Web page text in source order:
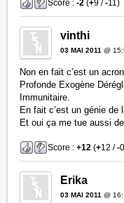
Score :-2 (+9 /-11)
vinthi
03 MAI 2011 @
Non en fait c’est un
Profonde Exogène
Immunitaire.
En fait c’est un génie
Et oui ça me tue aussi
Score :+12 (+12 /-
Erika
03 MAI 2011 @